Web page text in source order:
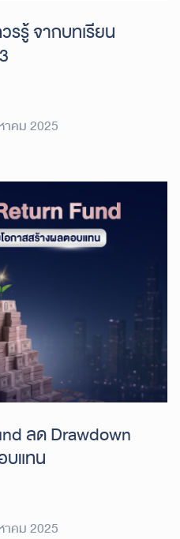
รู้ จากบทเรียน
าคม 2025
ลด Drawdown
บแทน
าคม 2025